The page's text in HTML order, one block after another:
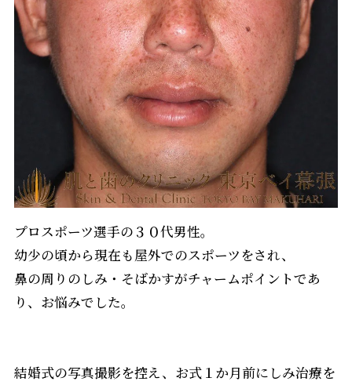
プロスポーツ選手の３０代男性。
幼少の頃から現在も屋外でのスポーツをされ、
鼻の周りのしみ・そばかすがチャームポイントであ
り、お悩みでした。
結婚式の写真撮影を控え、お式１か月前にしみ治療を